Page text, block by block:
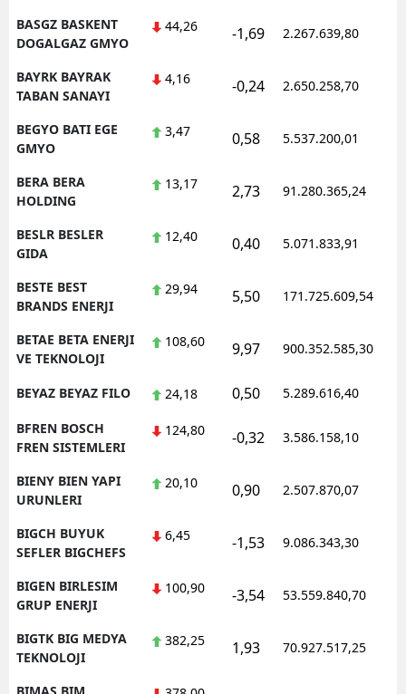
BASGZ BASKENT
DOGALGAZ GMYO
44,26 -1,69 2.267.639,80
BAYRK BAYRAK
TABAN SANAYI
4,16 -0,24 2.650.258,70
BEGYO BATI EGE
GMYO
3,47 0,58 5.537.200,01
BERA BERA
HOLDING
13,17 2,73 91.280.365,24
BESLR BESLER
GIDA
12,40 0,40 5.071.833,91
BESTE BEST
BRANDS ENERJI
29,94 5,50 171.725.609,54
BETAE BETA ENERJI
VE TEKNOLOJI
108,60 9,97 900.352.585,30
BEYAZ BEYAZ FILO 24,18 0,50 5.289.616,40
BFREN BOSCH
FREN SISTEMLERI
124,80 -0,32 3.586.158,10
BIENY BIEN YAPI
URUNLERI
20,10 0,90 2.507.870,07
BIGCH BUYUK
SEFLER BIGCHEFS
6,45 -1,53 9.086.343,30
BIGEN BIRLESIM
GRUP ENERJI
100,90 -3,54 53.559.840,70
BIGTK BIG MEDYA
TEKNOLOJI
382,25 1,93 70.927.517,25